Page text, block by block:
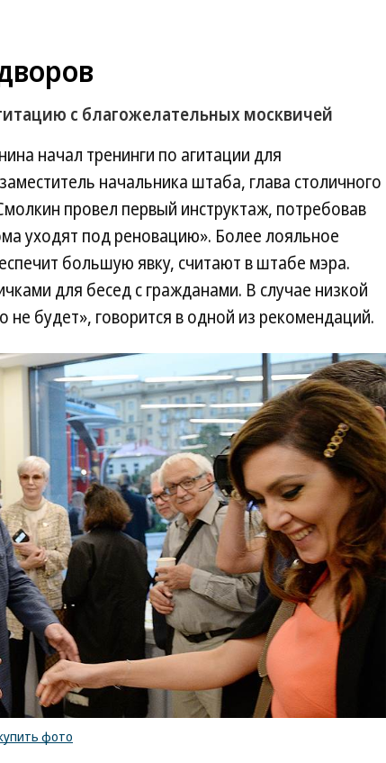
с благожелательных москвичей
начал тренинги по агитации для
начальника штаба, глава столичного
провел первый инструктаж, потребовав
уходят под реновацию». Более лояльное
большую явку, считают в штабе мэра.
для бесед с гражданами. В случае низкой
будет», говорится в одной из рекомендаций.
фото